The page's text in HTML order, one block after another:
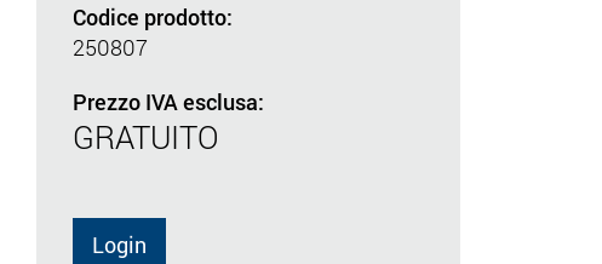
Codice prodotto:
250807
Prezzo IVA esclusa:
GRATUITO
Login